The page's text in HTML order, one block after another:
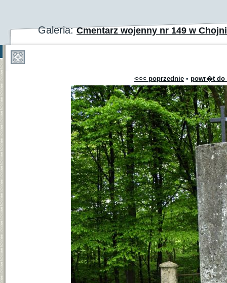
Galeria:Cmentarz wojenny nr 149 w
<<< poprzednie • powr�t do